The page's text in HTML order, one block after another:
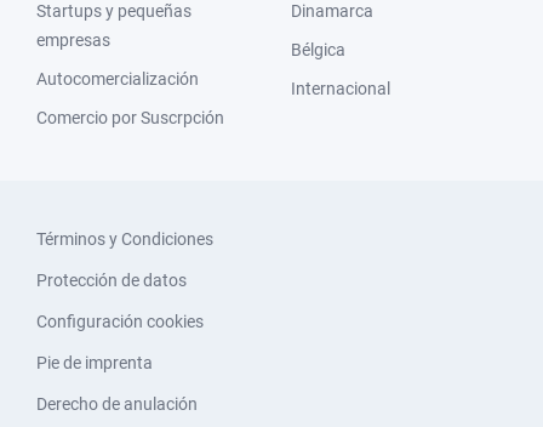
Startups y pequeñas
empresas
Autocomercialización
Comercio por Suscrpción
Dinamarca
Bélgica
Internacional
Términos y Condiciones
Protección de datos
Configuración cookies
Pie de imprenta
Derecho de anulación